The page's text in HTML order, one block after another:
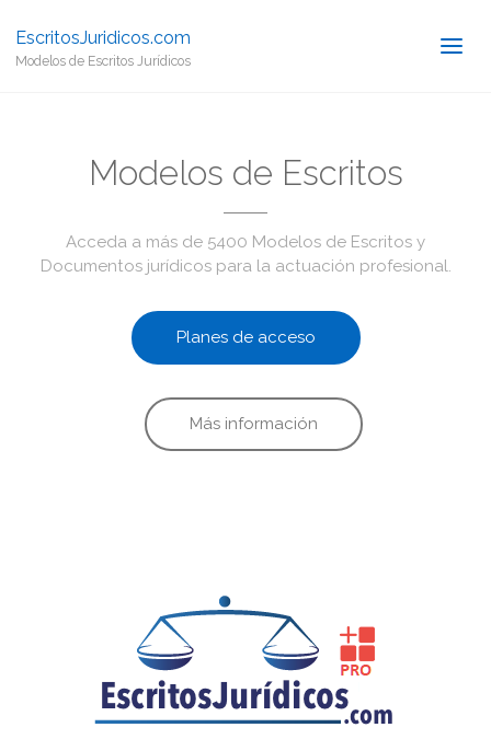
EscritosJuridicos.com
Modelos de Escritos Jurídicos
Modelos de Escritos
Acceda a más de 5400 Modelos de Escritos y
Documentos jurídicos para la actuación profesional.
Planes de acceso
Más información